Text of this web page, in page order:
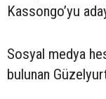
Kassongo’yu
Sosyal medya
bulunan